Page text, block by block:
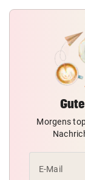
Morgens
E-Mail